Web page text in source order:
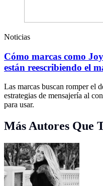
Noticias
Cómo marcas como
están reescribiendo el
Las marcas buscan romper el
estrategias de mensajería al
para usar.
Más Autores Que